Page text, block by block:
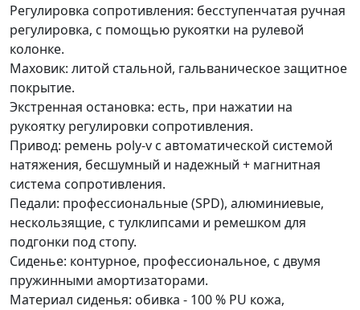
Регулировка сопротивления: бесступенчатая ручная
регулировка, с помощью рукоятки на рулевой
колонке.
Маховик: литой стальной, гальваническое защитное
покрытие.
Экстренная остановка: есть, при нажатии на
рукоятку регулировки сопротивления.
Привод: ремень poly-v c автоматической системой
натяжения, бесшумный и надежный + магнитная
система сопротивления.
Педали: профессиональные (SPD), алюминиевые,
нескользящие, с тулклипсами и ремешком для
подгонки под стопу.
Сиденье: контурное, профессиональное, с двумя
пружинными амортизаторами.
Материал сиденья: обивка - 100 % PU кожа,